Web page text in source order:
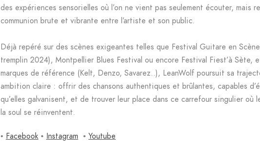
des expériences sensorielles où l’on ne vient pas seulement écouter, mais
communion brute et vibrante entre l’artiste et son public.
Déjà repéré sur des scènes exigeantes telles que Festival Guitare en
tremplin 2024), Montpellier Blues Festival ou encore Festival Fiest’à Sète,
marques de référence (Kelt, Denzo, Savarez..), LeanWolf poursuit sa
ambition claire : offrir des chansons authentiques et brûlantes, capables
qu’elles galvanisent, et de trouver leur place dans ce carrefour singulier où
la soul se réinventent.
• Facebook • Instagram • Youtube